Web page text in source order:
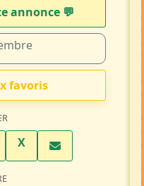
annonce 💬​
favoris
XTwitter X